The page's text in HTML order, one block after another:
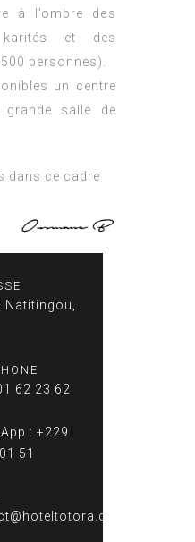
à l’ombre des
karités et des
personnes).
un centre
salle de
dans ce cadre
Natitingou,
62 23 62
: +229
51